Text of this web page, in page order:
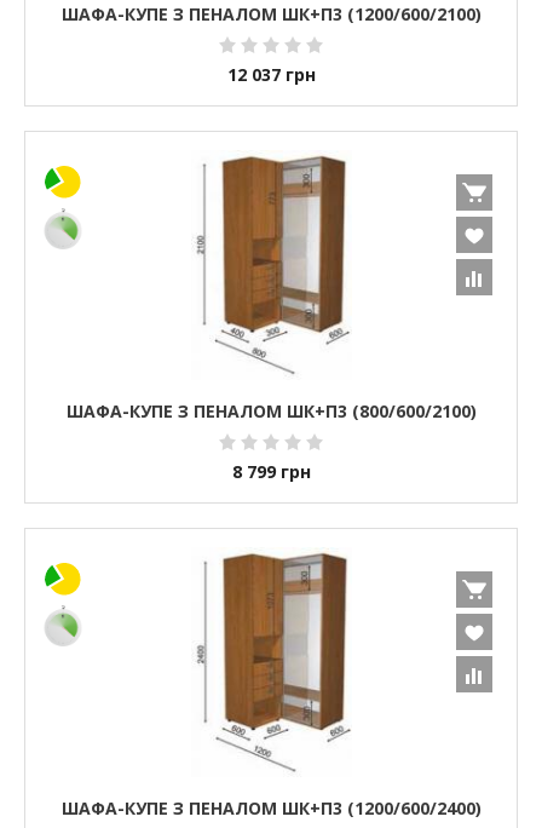
ШАФА-КУПЕ З ПЕНАЛОМ ШК+П3 (1200/600/2100)
12 037 грн
ШАФА-КУПЕ З ПЕНАЛОМ ШК+П3 (800/600/2100)
8 799 грн
ШАФА-КУПЕ З ПЕНАЛОМ ШК+П3 (1200/600/2400)